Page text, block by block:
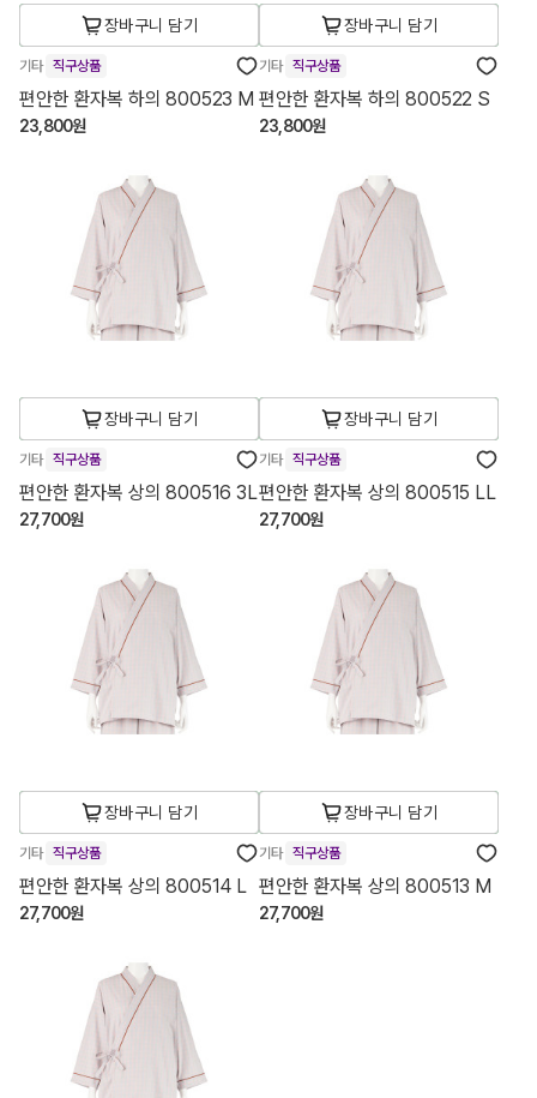
장바구니 담기
기타 직구상품
편안한 환자복 하의 800523 M
23,800원
장바구니 담기
기타 직구상품
편안한 환자복 하의 800522 S
23,800원
장바구니 담기
기타 직구상품
편안한 환자복 상의 800516 3L
27,700원
장바구니 담기
기타 직구상품
편안한 환자복 상의 800515 LL
27,700원
장바구니 담기
기타 직구상품
편안한 환자복 상의 800514 L
27,700원
장바구니 담기
기타 직구상품
편안한 환자복 상의 800513 M
27,700원